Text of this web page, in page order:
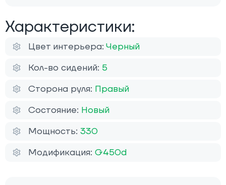
Характеристики:
Цвет интерьера: Черный
Кол-во сидений: 5
Сторона руля: Правый
Состояние: Новый
Мощность: 330
Модификация: G450d